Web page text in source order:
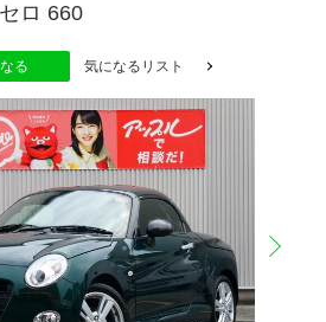
ロ 660
る 気になるリスト